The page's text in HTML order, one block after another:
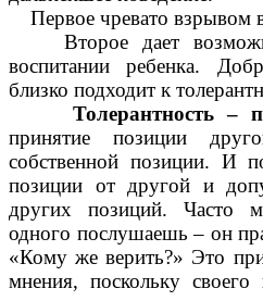
Первое чревато взрывом
Второе дает
воспитании ребенка.
близко подходит к
Толерантность –
принятие позиции
собственной позиции. И
позиции от другой и
других позиций.
одного послушаешь – он
«Кому же верить?» Это
мнения, поскольку